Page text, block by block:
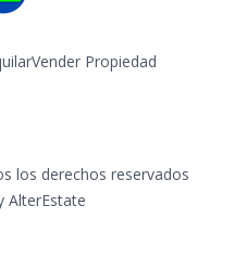
Vender Propiedad
los derechos reservados
AlterEstate